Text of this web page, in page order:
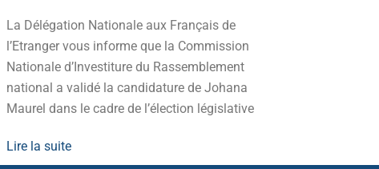
La Délégation Nationale aux Français de
l’Etranger vous informe que la Commission
Nationale d’Investiture du Rassemblement
national a validé la candidature de Johana
Maurel dans le cadre de l’élection législative
Lire la suite